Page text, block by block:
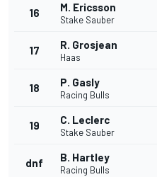
16 M. Ericsson
Stake Sauber
17 R. Grosjean
Haas
18 P. Gasly
Racing Bulls
19 C. Leclerc
Stake Sauber
dnf B. Hartley
Racing Bulls